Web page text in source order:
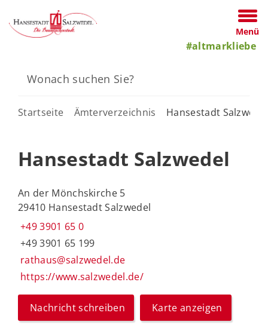
Menü
#altmarkliebe
Startseite Ämterverzeichnis Hansestadt
Hansestadt Salzwedel
An der Mönchskirche 5
29410 Hansestadt Salzwedel
+49 3901 65 0
+49 3901 65 199
rathaus@salzwedel.de
https://www.salzwedel.de/
Nachricht schreiben Karte anzeigen